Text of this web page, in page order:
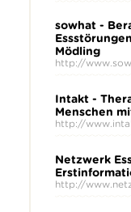
sowhat -
Mödling
http://
Intakt -
Menschen
http://
Netzwerk
http://